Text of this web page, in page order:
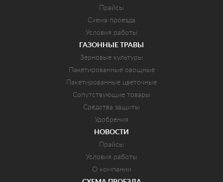
Прайсы
Схема проезда
Условия работы
ГАЗОННЫЕ ТРАВЫ
Зерновые культуры
Пакетированные овощные
Пакетированные цветочные
Сопутствующие товары
Средства защиты
Удобрения
НОВОСТИ
Прайсы
Условия работы
О компании